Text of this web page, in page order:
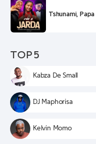
TOP 5
Kabza De Small
DJ Maphorisa
Kelvin Momo